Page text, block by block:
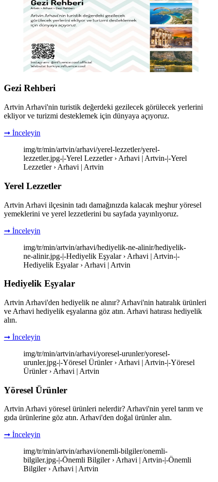
Gezi Rehberi
Artvin Arhavi'nin turistik değerdeki gezilecek görülecek yerlerini
ekliyor ve turizmi desteklemek için dünyaya açıyoruz.
➞ İnceleyin
img/tr/min/artvin/arhavi/yerel-lezzetler/yerel-
lezzetler.jpg-|-Yerel Lezzetler › Arhavi | Artvin-|-Yerel
Lezzetler › Arhavi | Artvin
Yerel Lezzetler
Artvin Arhavi ilçesinin tadı damağınızda kalacak meşhur yöresel
yemeklerini ve yerel lezzetlerini bu sayfada yayınlıyoruz.
➞ İnceleyin
img/tr/min/artvin/arhavi/hediyelik-ne-alinir/hediyelik-
ne-alinir.jpg-|-Hediyelik Eşyalar › Arhavi | Artvin-|-
Hediyelik Eşyalar › Arhavi | Artvin
Hediyelik Eşyalar
Artvin Arhavi'den hediyelik ne alınır? Arhavi'nin hatıralık ürünleri
ve Arhavi hediyelik eşyalarına göz atın. Arhavi hatırası hediyelik
alın.
➞ İnceleyin
img/tr/min/artvin/arhavi/yoresel-urunler/yoresel-
urunler.jpg-|-Yöresel Ürünler › Arhavi | Artvin-|-Yöresel
Ürünler › Arhavi | Artvin
Yöresel Ürünler
Artvin Arhavi yöresel ürünleri nelerdir? Arhavi'nin yerel tarım ve
gıda ürünlerine göz atın. Arhavi'den doğal ürünler alın.
➞ İnceleyin
img/tr/min/artvin/arhavi/onemli-bilgiler/onemli-
bilgiler.jpg-|-Önemli Bilgiler › Arhavi | Artvin-|-Önemli
Bilgiler › Arhavi | Artvin